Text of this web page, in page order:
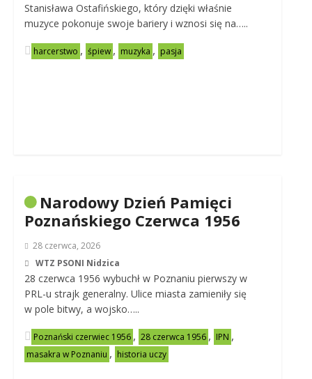
Stanisława Ostafińskiego, który dzięki właśnie
muzyce pokonuje swoje bariery i wznosi się na…..
harcerstwo , śpiew , muzyka , pasja
Narodowy Dzień Pamięci
Poznańskiego Czerwca 1956
28 czerwca, 2026
WTZ PSONI Nidzica
28 czerwca 1956 wybuchł w Poznaniu pierwszy w
PRL-u strajk generalny. Ulice miasta zamieniły się
w pole bitwy, a wojsko…..
Poznański czerwiec 1956 , 28 czerwca 1956 , IPN ,
masakra w Poznaniu , historia uczy